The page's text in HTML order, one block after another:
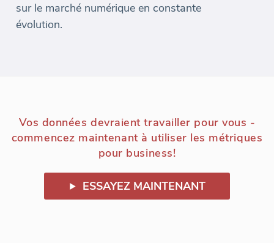
sur le marché numérique en constante
évolution.
Vos données devraient travailler pour vous -
commencez maintenant à utiliser les métriques
pour business!
ESSAYEZ MAINTENANT